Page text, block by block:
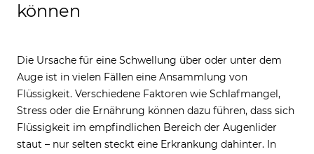
können
Die Ursache für eine Schwellung über oder unter dem
Auge ist in vielen Fällen eine Ansammlung von
Flüssigkeit. Verschiedene Faktoren wie Schlafmangel,
Stress oder die Ernährung können dazu führen, dass sich
Flüssigkeit im empfindlichen Bereich der Augenlider
staut – nur selten steckt eine Erkrankung dahinter. In